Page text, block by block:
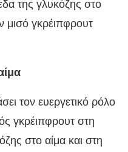
της γλυκόζης στο
μισό γκρέιπφρουτ
τον ευεργετικό ρόλο
γκρέιπφρουτ στη
στο αίμα και στη